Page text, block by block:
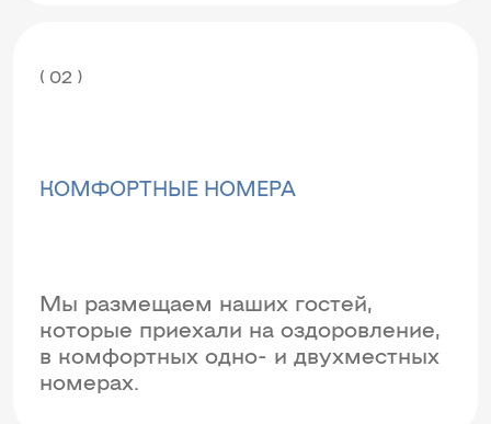
( 02 )
КОМФОРТНЫЕ НОМЕРА
Мы размещаем наших гостей,
которые приехали на оздоровление,
в комфортных одно- и двухместных
номерах.